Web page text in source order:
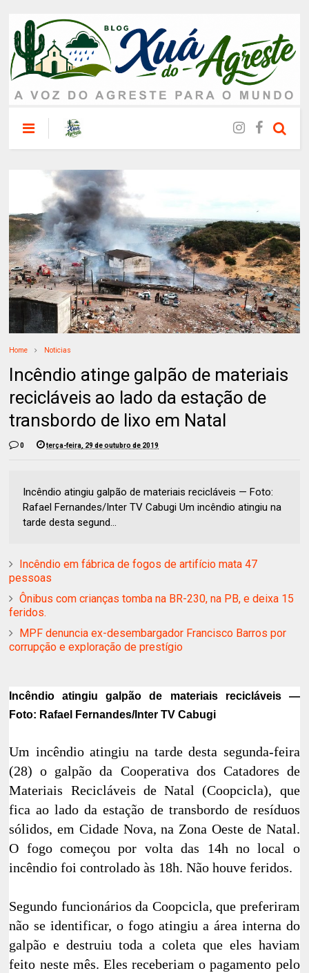
Home Noticias
Incêndio atinge galpão de materiais
recicláveis ao lado da estação de
transbordo de lixo em Natal
0 terça-feira, 29 de outubro de 2019
Incêndio atingiu galpão de materiais recicláveis — Foto:
Rafael Fernandes/Inter TV Cabugi Um incêndio atingiu na
tarde desta segund...
Incêndio em fábrica de fogos de artifício mata 47
pessoas
Ônibus com crianças tomba na BR-230, na PB, e deixa 15
feridos.
MPF denuncia ex-desembargador Francisco Barros por
corrupção e exploração de prestígio
Incêndio atingiu galpão de materiais recicláveis —
Foto: Rafael Fernandes/Inter TV Cabugi
Um incêndio atingiu na tarde desta segunda-feira
(28) o galpão da Cooperativa dos Catadores de
Materiais Recicláveis de Natal (Coopcicla), que
fica ao lado da estação de transbordo de resíduos
sólidos, em Cidade Nova, na Zona Oeste de Natal.
O fogo começou por volta das 14h no local o
incêndio foi controlado às 18h. Não houve feridos.
Segundo funcionários da Coopcicla, que preferiram
não se identificar, o fogo atingiu a área interna do
galpão e destruiu toda a coleta que eles haviam
feito neste mês. Eles receberiam o pagamento pelo